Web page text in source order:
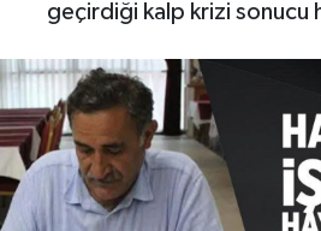
geçirdiği kalp krizi sonucu
EĞİTİM
YAŞAM
ÇEVRE
Son Dakika Haberleri
Haber Arşivi